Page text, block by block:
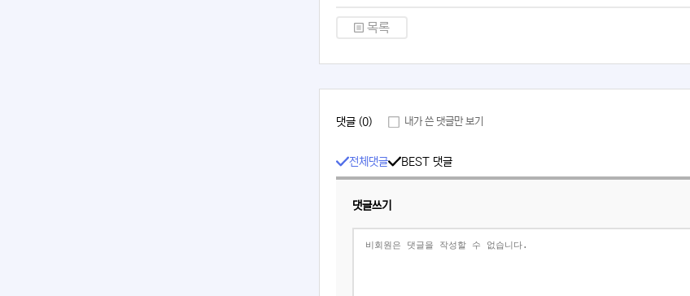
목록
댓글 (0) 내가 쓴 댓글만 보기
전체댓글 BEST 댓글
댓글쓰기